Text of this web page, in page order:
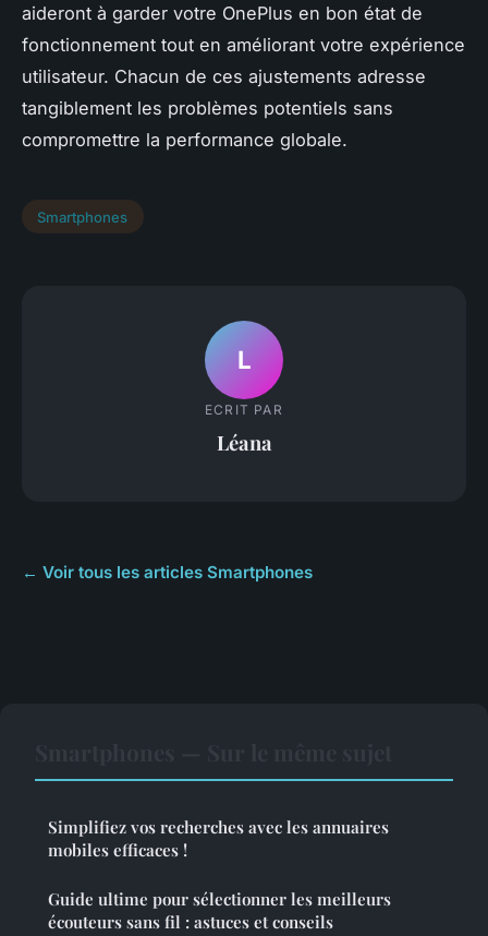
aideront à garder votre OnePlus en bon état de
fonctionnement tout en améliorant votre expérience
utilisateur. Chacun de ces ajustements adresse
tangiblement les problèmes potentiels sans
compromettre la performance globale.
Smartphones
L
ECRIT PAR
Léana
← Voir tous les articles Smartphones
Simplifiez vos recherches avec les annuaires
mobiles efficaces !
Guide ultime pour sélectionner les meilleurs
écouteurs sans fil : astuces et conseils